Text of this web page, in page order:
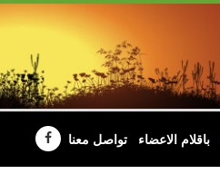
باقلام الاعضاء تواصل معنا